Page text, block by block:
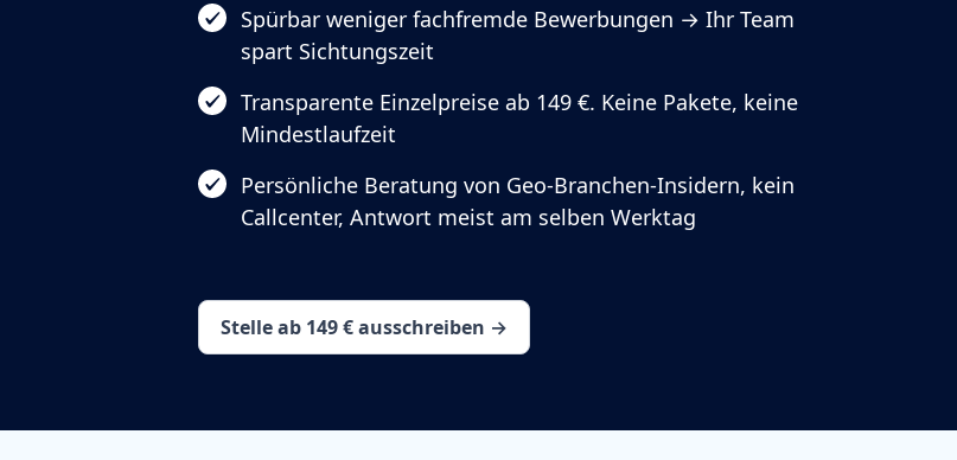
Spürbar weniger fachfremde Bewerbungen → Ihr Team
spart Sichtungszeit
Transparente Einzelpreise ab 149 €. Keine Pakete, keine
Mindestlaufzeit
Persönliche Beratung von Geo-Branchen-Insidern, kein
Callcenter, Antwort meist am selben Werktag
Stelle ab 149 € ausschreiben →